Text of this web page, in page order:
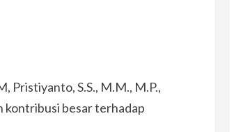
Pristiyanto, S.S., M.M., M.P.,
kontribusi besar terhadap